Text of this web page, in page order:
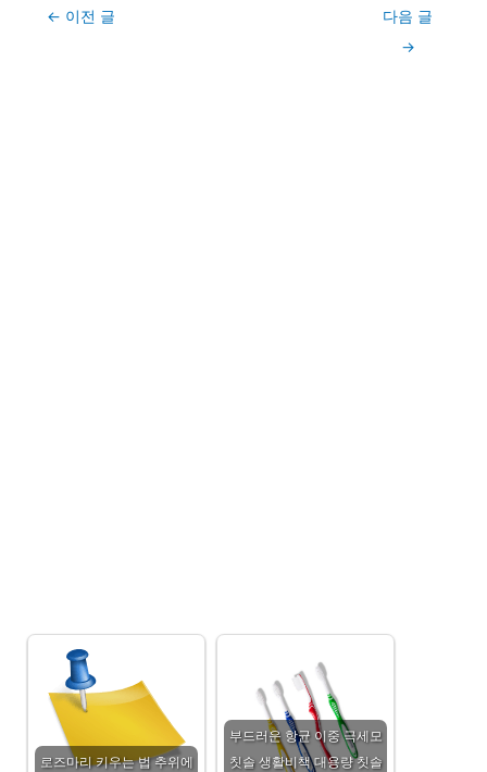
Post← 이전 글
다음 글
→
로즈마리 키우는 법 추위에
부드러운 항균 이중 극세모
칫솔 생활비책 대용량 칫솔